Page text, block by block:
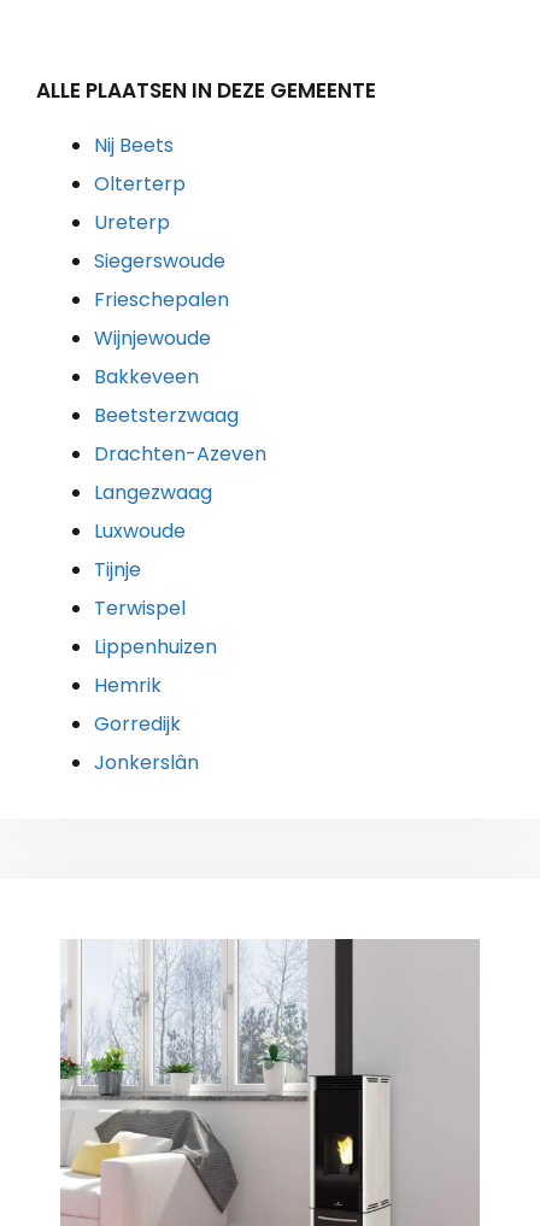
ALLE PLAATSEN IN DEZE GEMEENTE
Nij Beets
Olterterp
Ureterp
Siegerswoude
Frieschepalen
Wijnjewoude
Bakkeveen
Beetsterzwaag
Drachten-Azeven
Langezwaag
Luxwoude
Tijnje
Terwispel
Lippenhuizen
Hemrik
Gorredijk
Jonkerslân